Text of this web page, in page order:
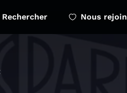
Rechercher Nous